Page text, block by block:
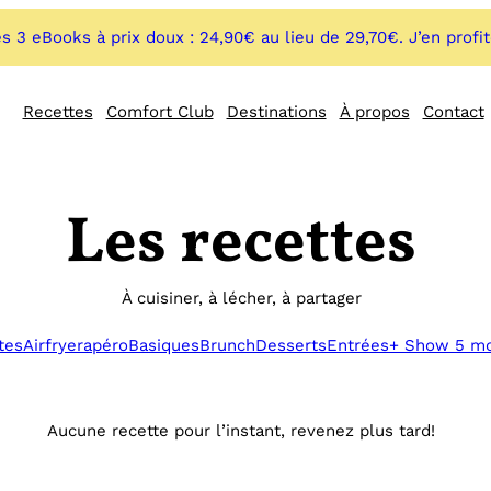
3 eBooks à prix doux : 24,90€ au lieu de 29,70€. J’en
Recettes Comfort Club Destinations À propos Contact
Les recettes
À cuisiner, à lécher, à partager
AirfryerapéroBasiquesBrunchDessertsEntrées+ Show 5
Aucune recette pour l’instant, revenez plus tard!